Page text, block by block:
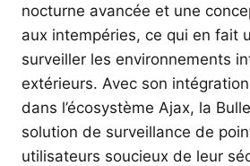
nocturne avancée et une
aux intempéries, ce qui en fait
surveiller les environnements
extérieurs. Avec son
dans l’écosystème Ajax, la
solution de surveillance de
utilisateurs soucieux de leur